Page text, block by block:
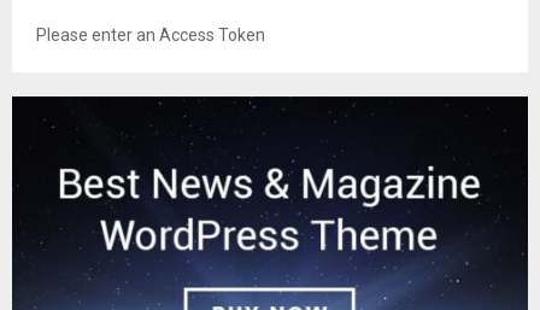
Please enter an Access Token